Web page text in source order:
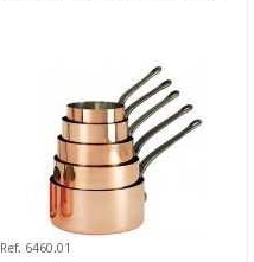
Ref. 6460.01